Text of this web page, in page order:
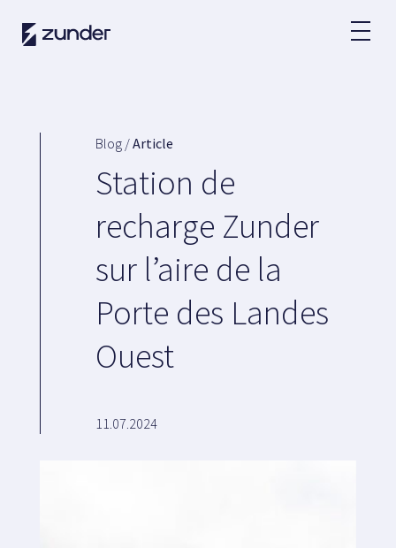
FR
Application Zunder
Comment charger ?
Partenaires
Grands comptes
Administration publique
Blog /Article
Station de
recharge Zunder
sur l’aire de la
Porte des Landes
Ouest
11.07.2024